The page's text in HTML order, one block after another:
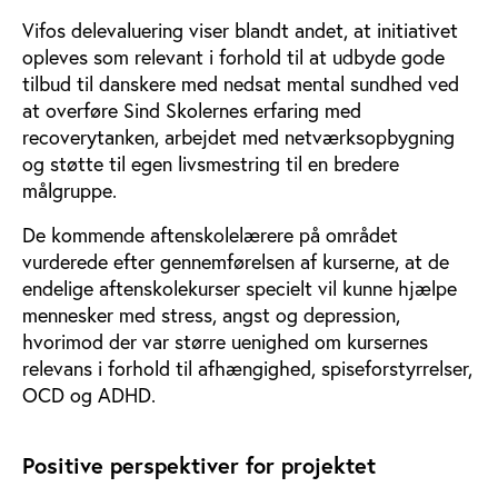
Vifos delevaluering viser blandt andet, at initiativet
opleves som relevant i forhold til at udbyde gode
tilbud til danskere med nedsat mental sundhed ved
at overføre Sind Skolernes erfaring med
recoverytanken, arbejdet med netværksopbygning
og støtte til egen livsmestring til en bredere
målgruppe.
De kommende aftenskolelærere på området
vurderede efter gennemførelsen af kurserne, at de
endelige aftenskolekurser specielt vil kunne hjælpe
mennesker med stress, angst og depression,
hvorimod der var større uenighed om kursernes
relevans i forhold til afhængighed, spiseforstyrrelser,
OCD og ADHD.
Positive perspektiver for projektet